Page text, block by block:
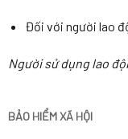
Đối với người lao
Người sử dụng lao
BẢO HIỂM XÃ HỘI